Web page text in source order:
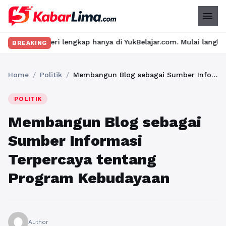
menu
BREAKING
lengkap hanya di YukBelajar.com. Mulai langkah
Home / Politik / Membangun Blog sebagai Sumber Informasi Terpercaya tentang Program Kebudayaan
POLITIK
Membangun Blog sebagai
Sumber Informasi
Terpercaya tentang
Program Kebudayaan
Author